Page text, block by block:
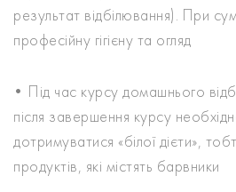
результат відбілювання). При
професійну гігієну та огляд
• Під час курсу домашнього
після завершення курсу
дотримуватися «білої дієти»,
продуктів, які містять барвники